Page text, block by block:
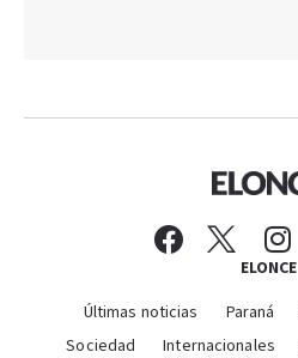
ELONCE
Últimas noticias Paraná
Sociedad
Internacionales